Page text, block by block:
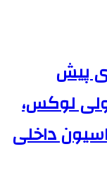
پیش
لوکس،
داخلی